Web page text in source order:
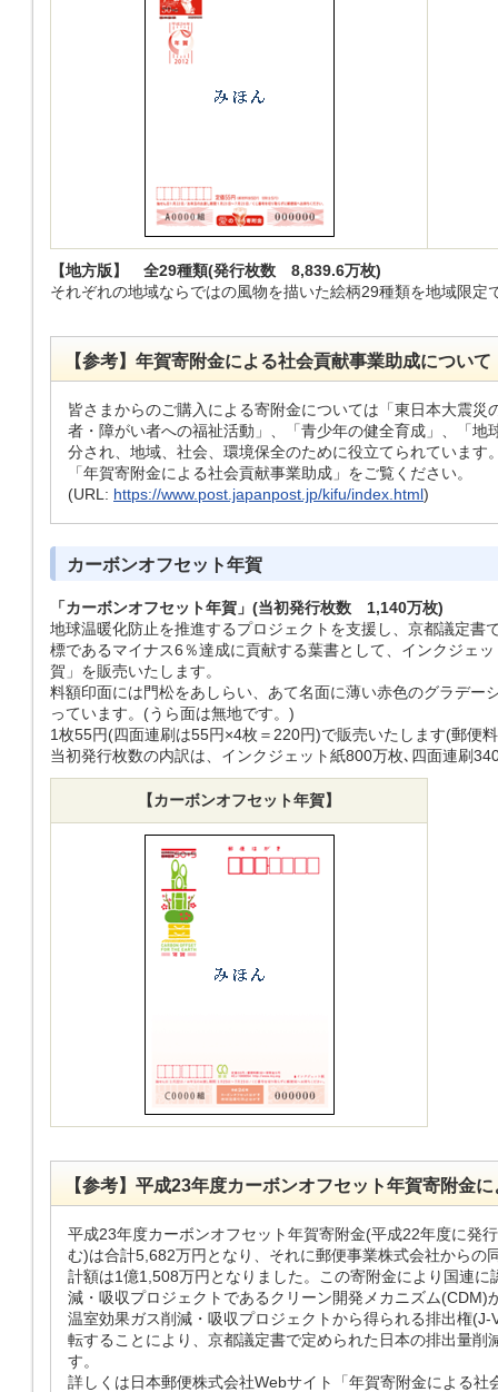
【地方版】 全29種類(発行枚数 8,839.6万枚)
それぞれの地域ならではの風物を描いた絵柄29種類を地域限定
【参考】年賀寄附金による社会貢献事業助成について
皆さまからのご購入による寄附金については「東日本大震
者・障がい者への福祉活動」、「青少年の健全育成」、「地
分され、地域、社会、環境保全のために役立てられています
「年賀寄附金による社会貢献事業助成」をご覧ください。
(URL: https://www.post.japanpost.jp/kifu/index.html)
カーボンオフセット年賀
「カーボンオフセット年賀」(当初発行枚数 1,140万枚)
地球温暖化防止を推進するプロジェクトを支援し、京都議定書
標であるマイナス6％達成に貢献する葉書として、インクジェ
賀」を販売いたします。
料額印面には門松をあしらい、あて名面に薄い赤色のグラデー
っています。(うら面は無地です。)
1枚55円(四面連刷は55円×4枚＝220円)で販売いたします(郵便
当初発行枚数の内訳は、インクジェット紙800万枚､四面連刷
【カーボンオフセット年賀】
【参考】平成23年度カーボンオフセット年賀寄附金
平成23年度カーボンオフセット年賀寄附金(平成22年度に発
む)は合計5,682万円となり、それに郵便事業株式会社からの
計額は1億1,508万円となりました。この寄附金により国連
減・吸収プロジェクトであるクリーン開発メカニズム(CDM)
温室効果ガス削減・吸収プロジェクトから得られる排出権
転することにより、京都議定書で定められた日本の排出量削
す。
詳しくは日本郵便株式会社Webサイト「年賀寄附金による社